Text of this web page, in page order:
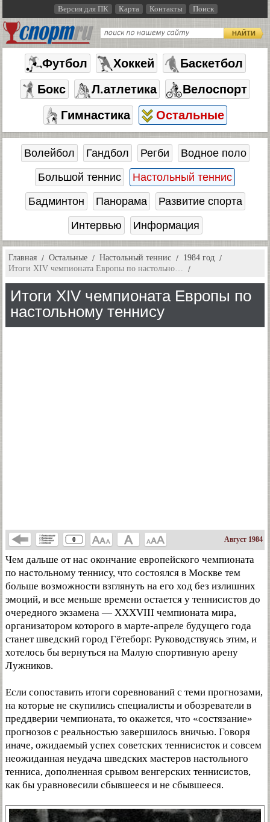
Версия для ПК Карта Контакты Поиск
НАЙТИ
Футбол Хоккей
Баскетбол
Бокс
Л.атлетика
Велоспорт
Гимнастика
Остальные
Волейбол Гандбол Регби
Водное поло
Большой теннис
Настольный теннис
Бадминтон
Панорама
Развитие спорта
Интервью
Информация
Главная Остальные Настольный теннис
1984 год
Итоги XIV чемпионата Европы по настольно…
Итоги XIV чемпионата Европы по
настольному теннису
0 Август 1984
Чем дальше от нас окончание европейского чемпионата
по настольному теннису, что состоялся в Москве тем
больше возможности взглянуть на его ход без излишних
эмоций, и все меньше времени остается у теннисистов до
очередного экзамена — XXXVIII чемпионата мира,
организатором которого в марте-апреле будущего года
станет шведский город Гётеборг. Руководствуясь этим, и
хотелось бы вернуться на Малую спортивную арену
Лужников.
Если сопоставить итоги соревнований с теми прогнозами,
на которые не скупились специалисты и обозреватели в
преддверии чемпионата, то окажется, что «состязание»
прогнозов с реальностью завершилось вничью. Говоря
иначе, ожидаемый успех советских теннисисток и совсем
неожиданная неудача шведских мастеров настольного
тенниса, дополненная срывом венгерских теннисистов,
как бы уравновесили сбывшееся и не сбывшееся.